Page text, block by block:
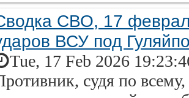
СВО, 17
ВСУ под
Tue, 17 Feb 2026
судя по